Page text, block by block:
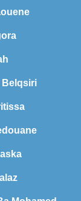
Belqsiri